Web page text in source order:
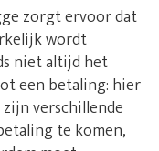
zorgt ervoor dat
wordt
niet altijd het
een betaling: hier
verschillende
te komen,